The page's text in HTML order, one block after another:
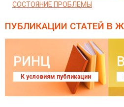
СОСТОЯНИЕ ПРОБЛЕМЫ
ПУБЛИКАЦИИ СТАТЕЙ В
РИНЦ
К условиям публикации